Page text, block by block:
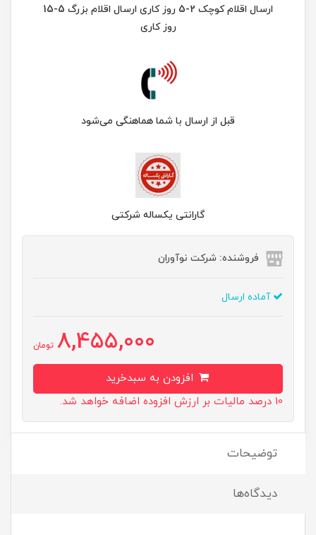
ارسال اقلام کوچک 2-5 روز کاری ارسال اقلام بزرگ 5-15
روز کاری
قبل از ارسال با شما هماهنگی می‌شود
گارانتی یکساله شرکتی
فروشنده: شرکت نوآوران
آماده ارسال
8,455,000 تومان
10 درصد مالیات بر ارزش افزوده اضافه خواهد شد.
توضیحات
دیدگاه‌ها